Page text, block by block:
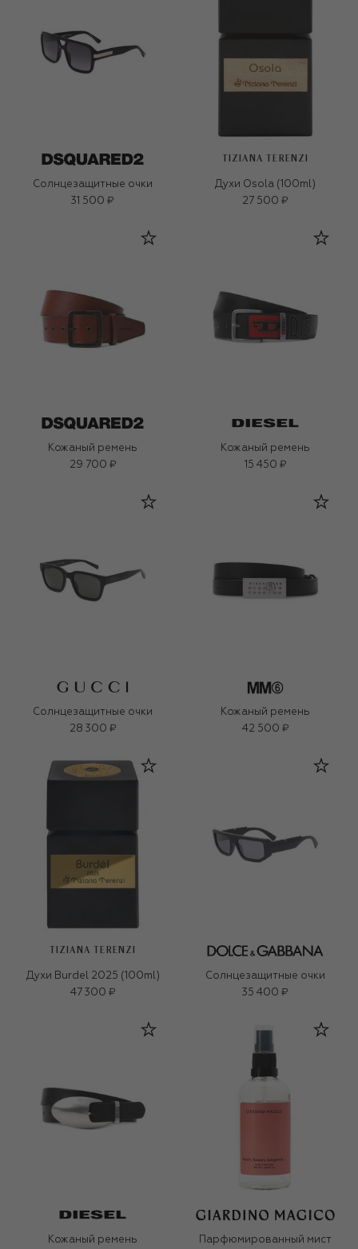
Солнцезащитные очки
31 500 ₽
TIZIANA TERENZI
Духи Osola (100ml)
27 500 ₽
Кожаный ремень
29 700 ₽
Кожаный ремень
15 450 ₽
Солнцезащитные очки
28 300 ₽
Кожаный ремень
42 500 ₽
TIZIANA TERENZI
Духи Burdel 2025 (100ml)
47 300 ₽
Солнцезащитные очки
35 400 ₽
Кожаный ремень
Парфюмированный мист